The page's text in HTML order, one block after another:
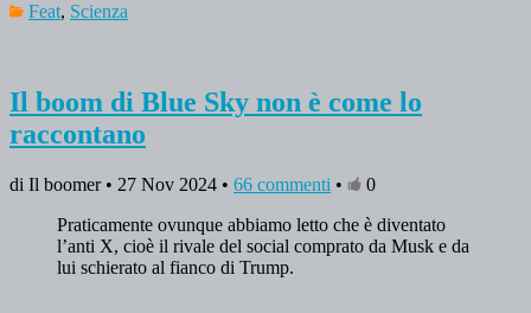
Feat, Scienza
Il boom di Blue Sky non è come lo
raccontano
di Il boomer • 27 Nov 2024 • 66 commenti •
0
Praticamente ovunque abbiamo letto che è diventato
l’anti X, cioè il rivale del social comprato da Musk e da
lui schierato al fianco di Trump.